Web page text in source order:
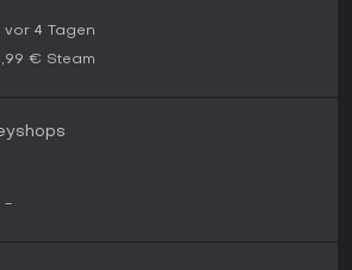
vor 4 Tagen
€ Steam
-